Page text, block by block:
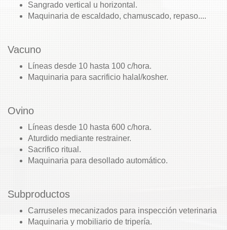
Sangrado vertical u horizontal.
Maquinaria de escaldado, chamuscado, repaso....
Vacuno
Líneas desde 10 hasta 100 c/hora.
Maquinaria para sacrificio halal/kosher.
Ovino
Líneas desde 10 hasta 600 c/hora.
Aturdido mediante restrainer.
Sacrifico ritual.
Maquinaria para desollado automático.
Subproductos
Carruseles mecanizados para inspección veterinaria
Maquinaria y mobiliario de tripería.